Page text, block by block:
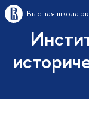
Высшая школа